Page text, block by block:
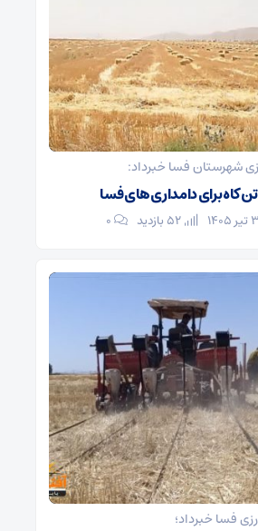
شهرستان فسا خبرداد:
۰
فسا خبرداد؛